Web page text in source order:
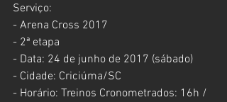
Serviço:
- Arena Cross 2017
- 2ª etapa
- Data: 24 de junho de 2017 (sábado)
- Cidade: Criciúma/SC
- Horário: Treinos Cronometrados: 16h /